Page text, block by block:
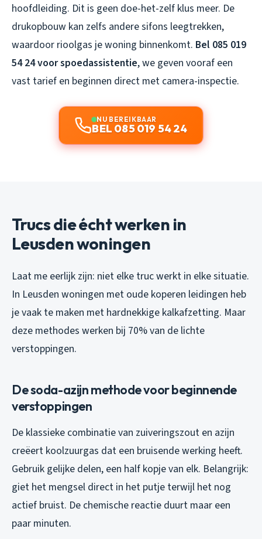
hoofdleiding. Dit is geen doe-het-zelf klus meer. De
drukopbouw kan zelfs andere sifons leegtrekken,
waardoor rioolgas je woning binnenkomt. Bel 085 019
54 24 voor spoedassistentie, we geven vooraf een
vast tarief en beginnen direct met camera-inspectie.
NU BEREIKBAAR
BEL 085 019 54 24
Trucs die écht werken in
Leusden woningen
Laat me eerlijk zijn: niet elke truc werkt in elke situatie.
In Leusden woningen met oude koperen leidingen heb
je vaak te maken met hardnekkige kalkafzetting. Maar
deze methodes werken bij 70% van de lichte
verstoppingen.
De soda-azijn methode voor beginnende
verstoppingen
De klassieke combinatie van zuiveringszout en azijn
creëert koolzuurgas dat een bruisende werking heeft.
Gebruik gelijke delen, een half kopje van elk. Belangrijk:
giet het mengsel direct in het putje terwijl het nog
actief bruist. De chemische reactie duurt maar een
paar minuten.